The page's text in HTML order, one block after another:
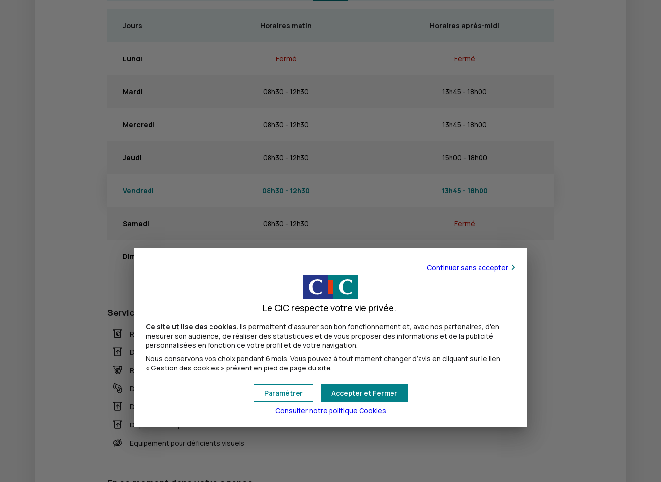
Jours Horaires matin Horaires après-midi
Lundi Fermé Fermé
Mardi 08h30 - 12h30 13h45 - 18h00
Mercredi 08h30 - 12h30 13h45 - 18h00
Jeudi 08h30 - 12h30 15h00 - 18h00
Vendredi 08h30 - 12h30 13h45 - 18h00
Samedi 08h30 - 12h30 Fermé
Dimanche
Services
Retrait de billets EUR
Dépôt valorisé de billets EUR
Retrait de rouleaux de monnaie EUR
Dépôt de monnaie EUR
Dépôt valorisé de chèques EUR
Dépôt de chèques EUR
Equipement pour déficients visuels
Continuer sans accepter
Le CIC respecte votre vie privée.
Ce site utilise des cookies. Ils permettent d'assurer son bon fonctionnement et, avec nos partenaires, d'en
mesurer son audience, de réaliser des statistiques et de vous proposer des informations et de la publicité
personnalisées en fonction de votre profil et de votre navigation.
Nous conservons vos choix pendant 6 mois. Vous pouvez à tout moment changer d’avis en cliquant sur le lien
« Gestion des cookies » présent en pied de page du site.
Accepter et Fermer
Paramétrer
Consulter notre politique Cookies